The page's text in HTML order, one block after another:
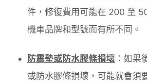
件，修復費用可能在 200 至
機車品牌和型號而有所不同。
防震墊或防水膠條損壞 ：如果
或防水膠條損壞，可能就會須